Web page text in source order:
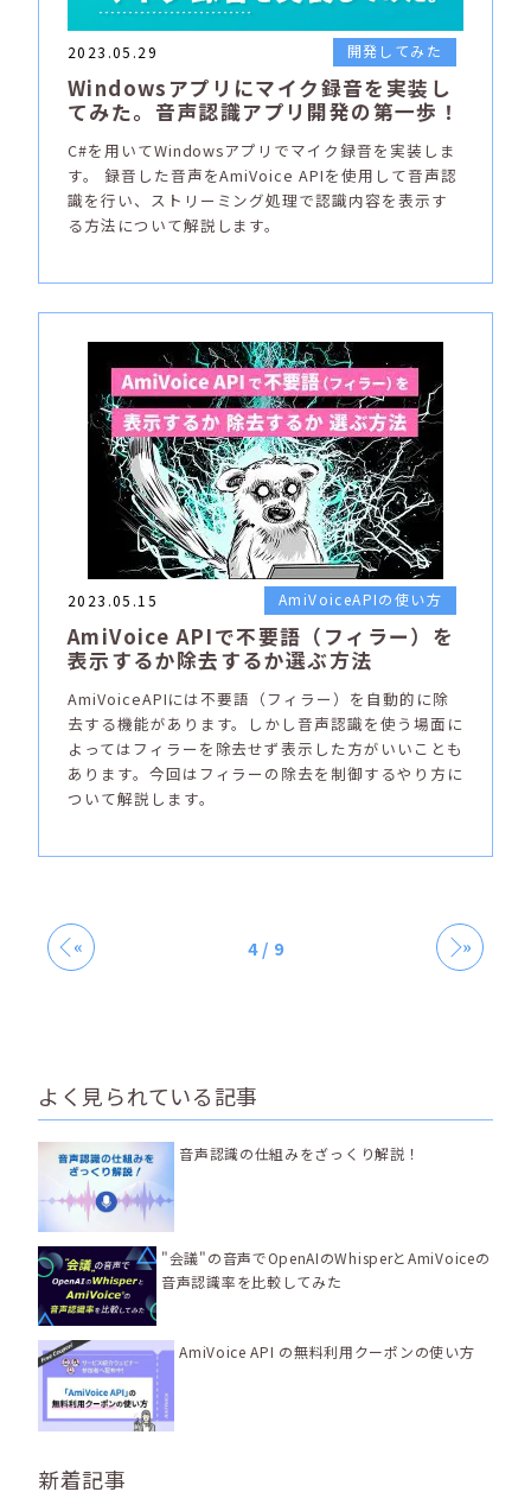
2023.05.29 開発してみた
Windowsアプリにマイク録音を実装し
てみた。音声認識アプリ開発の第一歩！
C#を用いてWindowsアプリでマイク録音を実装しま
す。 録音した音声をAmiVoice APIを使用して音声認
識を行い、ストリーミング処理で認識内容を表示す
る方法について解説します。
2023.05.15 AmiVoiceAPIの使い方
AmiVoice APIで不要語（フィラー）を
表示するか除去するか選ぶ方法
AmiVoiceAPIには不要語（フィラー）を自動的に除
去する機能があります。しかし音声認識を使う場面に
よってはフィラーを除去せず表示した方がいいことも
あります。今回はフィラーの除去を制御するやり方に
ついて解説します。
4 / 9
« »
よく見られている記事
音声認識の仕組みをざっくり解説！
"会議"の音声でOpenAIのWhisperとAmiVoiceの
音声認識率を比較してみた
AmiVoice API の無料利用クーポンの使い方
新着記事